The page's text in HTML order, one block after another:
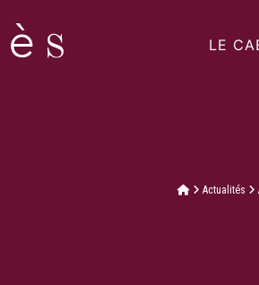
LE
Actualités